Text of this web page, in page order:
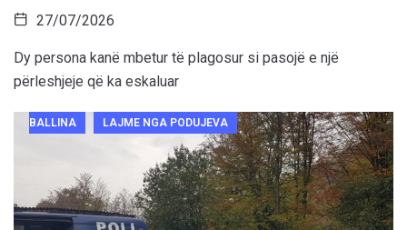
27/07/2026
Dy persona kanë mbetur të plagosur si pasojë e një
përleshjeje që ka eskaluar
BALLINA LAJME NGA PODUJEVA